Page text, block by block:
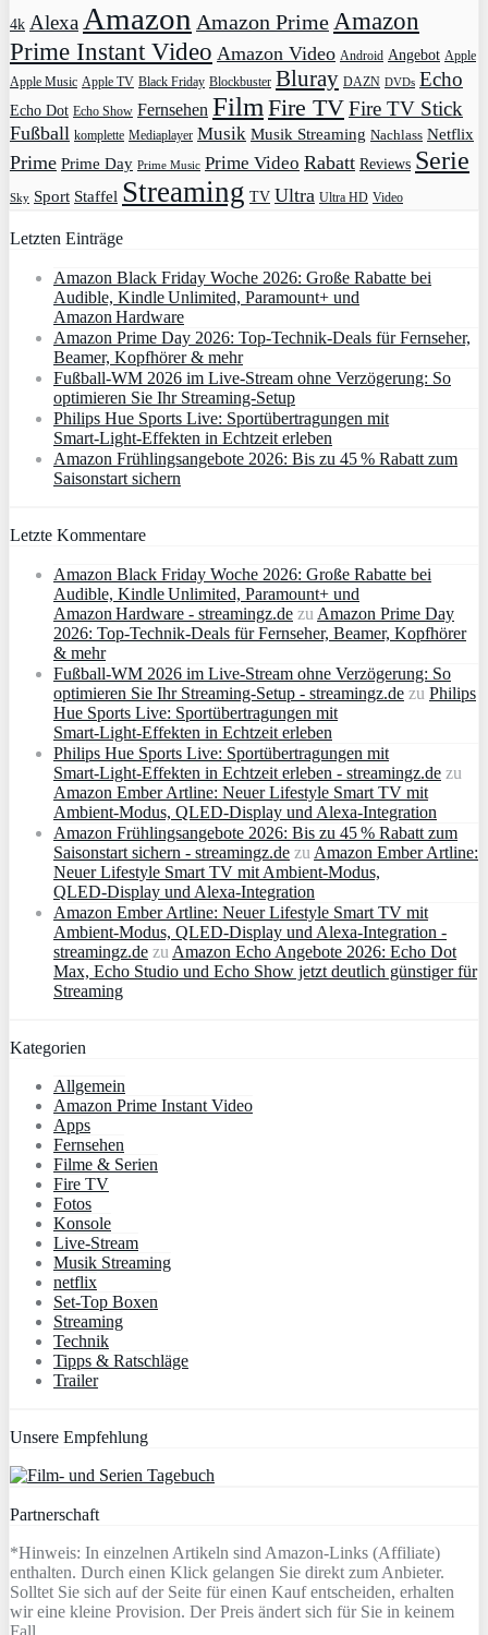
4k AlexaAmazon Amazon PrimeAmazon
Prime Instant Video Amazon Video Android Angebot Apple
Apple Music Apple TV Black Friday Blockbuster Bluray DAZN DVDs Echo
Echo Dot Echo Show Fernsehen FilmFire TVFire TV Stick
Fußball komplette Mediaplayer Musik Musik Streaming Nachlass Netflix
Prime Prime Day Prime Music Prime Video Rabatt Reviews Serie
Sky Sport Staffel Streaming TV Ultra Ultra HD Video
Letzten Einträge
Amazon Black Friday Woche 2026: Große Rabatte bei
Audible, Kindle Unlimited, Paramount+ und
Amazon Hardware
Amazon Prime Day 2026: Top-Technik-Deals für Fernseher,
Beamer, Kopfhörer & mehr
Fußball-WM 2026 im Live-Stream ohne Verzögerung: So
optimieren Sie Ihr Streaming-Setup
Philips Hue Sports Live: Sportübertragungen mit
Smart‑Light‑Effekten in Echtzeit erleben
Amazon Frühlingsangebote 2026: Bis zu 45 % Rabatt zum
Saisonstart sichern
Letzte Kommentare
Amazon Black Friday Woche 2026: Große Rabatte bei
Audible, Kindle Unlimited, Paramount+ und
Amazon Hardware - streamingz.de zuAmazon Prime Day
2026: Top-Technik-Deals für Fernseher, Beamer, Kopfhörer
& mehr
Fußball-WM 2026 im Live-Stream ohne Verzögerung: So
optimieren Sie Ihr Streaming-Setup - streamingz.de zu Philips
Hue Sports Live: Sportübertragungen mit
Smart‑Light‑Effekten in Echtzeit erleben
Philips Hue Sports Live: Sportübertragungen mit
Smart‑Light‑Effekten in Echtzeit erleben - streamingz.de zu
Amazon Ember Artline: Neuer Lifestyle Smart TV mit
Ambient‑Modus, QLED‑Display und Alexa‑Integration
Amazon Frühlingsangebote 2026: Bis zu 45 % Rabatt zum
Saisonstart sichern - streamingz.de zuAmazon Ember Artline:
Neuer Lifestyle Smart TV mit Ambient‑Modus,
QLED‑Display und Alexa‑Integration
Amazon Ember Artline: Neuer Lifestyle Smart TV mit
Ambient‑Modus, QLED‑Display und Alexa‑Integration -
streamingz.de zuAmazon Echo Angebote 2026: Echo Dot
Max, Echo Studio und Echo Show jetzt deutlich günstiger für
Streaming
Kategorien
Allgemein
Amazon Prime Instant Video
Apps
Fernsehen
Filme & Serien
Fire TV
Fotos
Konsole
Live-Stream
Musik Streaming
netflix
Set-Top Boxen
Streaming
Technik
Tipps & Ratschläge
Trailer
Unsere Empfehlung
Partnerschaft
*Hinweis: In einzelnen Artikeln sind Amazon-Links (Affiliate)
enthalten. Durch einen Klick gelangen Sie direkt zum Anbieter.
Solltet Sie sich auf der Seite für einen Kauf entscheiden, erhalten
wir eine kleine Provision. Der Preis ändert sich für Sie in keinem